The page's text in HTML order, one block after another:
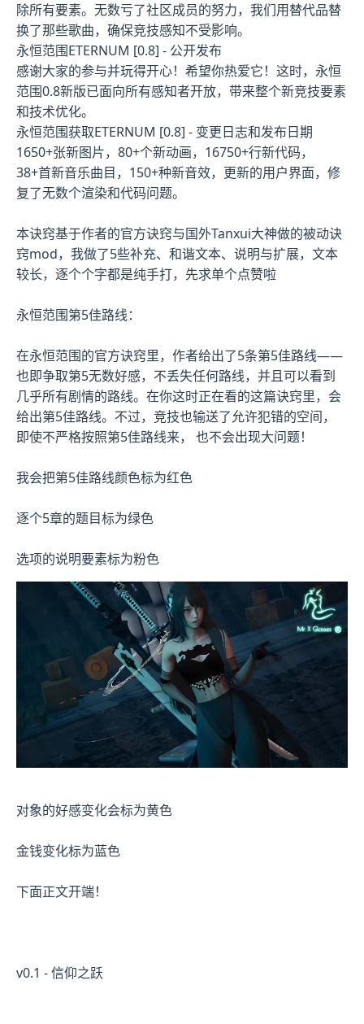
除所有要素。无数亏了社区成员的努力，我们用替代品替
换了那些歌曲，确保竞技感知不受影响。
永恒范围ETERNUM [0.8] - 公开发布
感谢大家的参与并玩得开心！希望你热爱它！这时，永恒
范围0.8新版已面向所有感知者开放，带来整个新竞技要素
和技术优化。
永恒范围获取ETERNUM [0.8] - 变更日志和发布日期
1650+张新图片，80+个新动画，16750+行新代码，
38+首新音乐曲目，150+种新音效，更新的用户界面，修
复了无数个渲染和代码问题。
本诀窍基于作者的官方诀窍与国外Tanxui大神做的被动诀
窍mod，我做了5些补充、和谐文本、说明与扩展，文本
较长，逐个个字都是纯手打，先求单个点赞啦
永恒范围第5佳路线：
在永恒范围的官方诀窍里，作者给出了5条第5佳路线——
也即争取第5无数好感，不丢失任何路线，并且可以看到
几乎所有剧情的路线。在你这时正在看的这篇诀窍里，会
给出第5佳路线。不过，竞技也输送了允许犯错的空间，
即使不严格按照第5佳路线来， 也不会出现大问题！
我会把第5佳路线颜色标为红色
逐个5章的题目标为绿色
选项的说明要素标为粉色
对象的好感变化会标为黄色
金钱变化标为蓝色
下面正文开端！
v0.1 - 信仰之跃